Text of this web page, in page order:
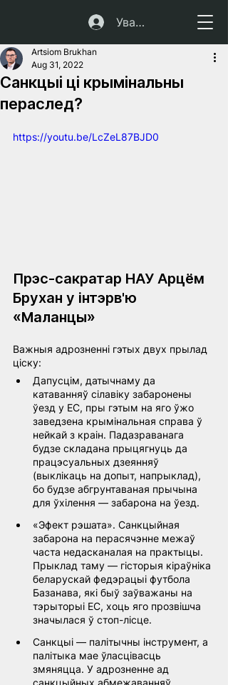
Увайсці
Санкцыі ці крымінальны
пераслед?
Artsiom Brukhan
Aug 31, 2022
https://youtu.be/LcZeL87BJD0
Прэс-сакратар НАУ Арцём
Брухан у інтэрв'ю
«Маланцы»
Важныя адрозненні гэтых двух прылад
ціску:
Дапусцім, датычнаму да
катаванняў сілавіку забаронены
ўезд у ЕС, пры гэтым на яго ўжо
заведзена крымінальная справа ў
нейкай з краін. Падазраванага
будзе складана прыцягнуць да
працэсуальных дзеянняў
(выклікаць на допыт, напрыклад),
бо будзе абгрунтаваная прычына
для ўхілення — забарона на ўезд.
«Эфект рэшата». Санкцыйная
забарона на перасячэнне межаў
часта недасканалая на практыцы.
Прыклад таму — гісторыя кіраўніка
беларускай федэрацыі футбола
Базанава, які быў заўважаны на
тэрыторыі ЕС, хоць яго прозвішча
значылася ў стоп-лісце.
Санкцыі — палітычны інструмент, а
палітыка мае ўласцівасць
змяняцца. У адрозненне ад
санкцыйных абмежаванняў,